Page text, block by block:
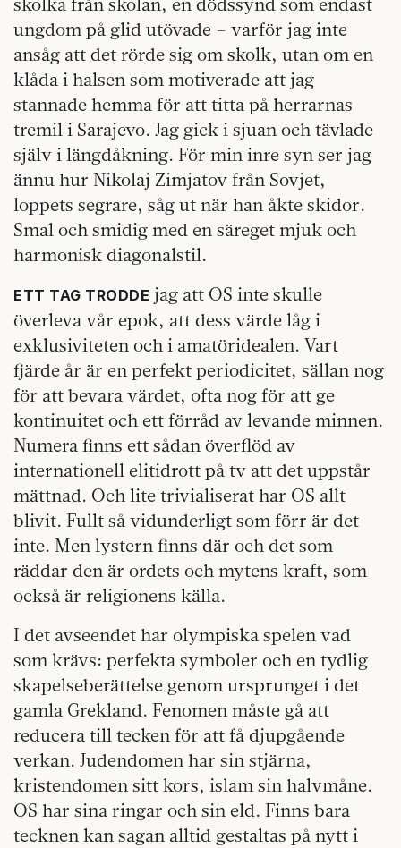
ungdom på glid utövade – varför jag inte
ansåg att det rörde sig om skolk, utan om en
klåda i halsen som motiverade att jag
stannade hemma för att titta på herrarnas
tremil i Sarajevo. Jag gick i sjuan och tävlade
själv i längdåkning. För min inre syn ser jag
ännu hur Nikolaj Zimjatov från Sovjet,
loppets segrare, såg ut när han åkte skidor.
Smal och smidig med en säreget mjuk och
harmonisk diagonalstil.
ETT TAG TRODDE jag att OS inte skulle
överleva vår epok, att dess värde låg i
exklusiviteten och i amatöridealen. Vart
fjärde år är en perfekt periodicitet, sällan nog
för att bevara värdet, ofta nog för att ge
kontinuitet och ett förråd av levande minnen.
Numera finns ett sådan överflöd av
internationell elitidrott på tv att det uppstår
mättnad. Och lite trivialiserat har OS allt
blivit. Fullt så vidunderligt som förr är det
inte. Men lystern finns där och det som
räddar den är ordets och mytens kraft, som
också är religionens källa.
I det avseendet har olympiska spelen vad
som krävs: perfekta symboler och en tydlig
skapelseberättelse genom ursprunget i det
gamla Grekland. Fenomen måste gå att
reducera till tecken för att få djupgående
verkan. Judendomen har sin stjärna,
kristendomen sitt kors, islam sin halvmåne.
OS har sina ringar och sin eld. Finns bara
tecknen kan sagan alltid gestaltas på nytt i